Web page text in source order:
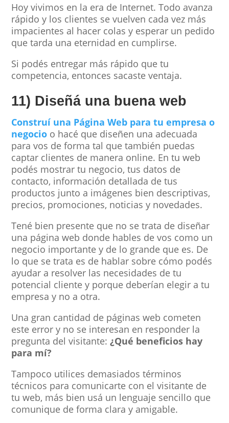
Hoy vivimos en la era de Internet. Todo avanza
rápido y los clientes se vuelven cada vez más
impacientes al hacer colas y esperar un pedido
que tarda una eternidad en cumplirse.
Si podés entregar más rápido que tu
competencia, entonces sacaste ventaja.
11) Diseñá una buena web
Construí una Página Web para tu empresa o
negocio o hacé que diseñen una adecuada
para vos de forma tal que también puedas
captar clientes de manera online. En tu web
podés mostrar tu negocio, tus datos de
contacto, información detallada de tus
productos junto a imágenes bien descriptivas,
precios, promociones, noticias y novedades.
Tené bien presente que no se trata de diseñar
una página web donde hables de vos como un
negocio importante y de lo grande que es. De
lo que se trata es de hablar sobre cómo podés
ayudar a resolver las necesidades de tu
potencial cliente y porque deberían elegir a tu
empresa y no a otra.
Una gran cantidad de páginas web cometen
este error y no se interesan en responder la
pregunta del visitante:¿Qué beneficios hay
para mí?
Tampoco utilices demasiados términos
técnicos para comunicarte con el visitante de
tu web, más bien usá un lenguaje sencillo que
comunique de forma clara y amigable.